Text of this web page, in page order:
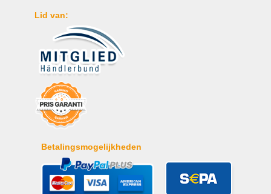
Lid van:
Betalingsmogelijkheden